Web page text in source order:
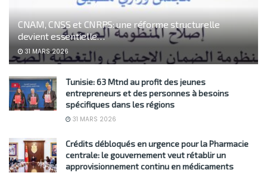
CNAM, CNSS et CNRPS: une réforme structurelle
devient essentielle…
31 MARS 2026
Tunisie: 63 Mtnd au profit des jeunes
entrepreneurs et des personnes à besoins
spécifiques dans les régions
31 MARS 2026
Crédits débloqués en urgence pour la Pharmacie
centrale: le gouvernement veut rétablir un
approvisionnement continu en médicaments